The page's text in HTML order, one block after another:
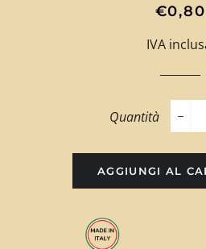
Prezzo
listino
Prezzo
€0,80
IVA
Quantità
−
AGGIUNGI AL